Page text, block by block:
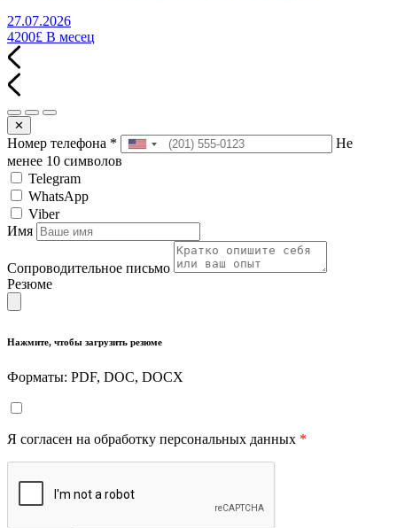
27.07.2026
4200£ В месец
✕
Номер телефона *
Не
менее 10 символов
Telegram
WhatsApp
Viber
Имя
Сопроводительное письмо
Резюме
Нажмите, чтобы загрузить резюме
Форматы: PDF, DOC, DOCX
Я согласен на обработку персональных данных *